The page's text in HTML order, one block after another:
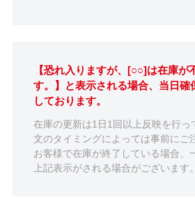
【恐れ入りますが、[○○]は在庫が
す。】と表示される場合、当日確
しております。
在庫の更新は1日1回以上反映を行っ
文のタイミングによっては事前にご
お客様で在庫が終了している場合、
上記表示がされる場合がございます